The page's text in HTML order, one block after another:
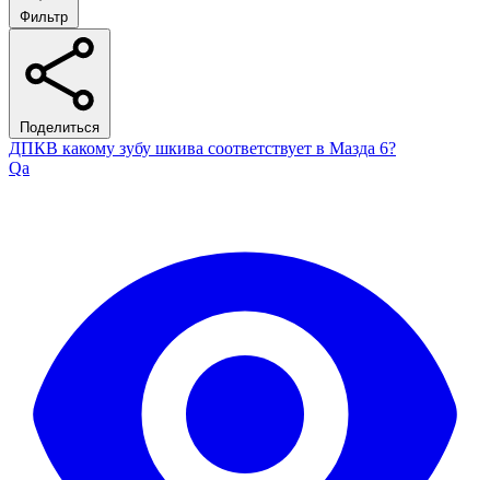
Фильтр
Поделиться
ДПКВ какому зубу шкива соответствует в Мазда 6?
Qa